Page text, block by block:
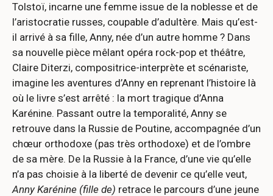
Tolstoï, incarne une femme issue de la noblesse et de
l’aristocratie russes, coupable d’adultère. Mais qu’est-
il arrivé à sa fille, Anny, née d’un autre homme ? Dans
sa nouvelle pièce mêlant opéra rock-pop et théâtre,
Claire Diterzi, compositrice-interprète et scénariste,
imagine les aventures d’Anny en reprenant l’histoire là
où le livre s’est arrêté : la mort tragique d’Anna
Karénine. Passant outre la temporalité, Anny se
retrouve dans la Russie de Poutine, accompagnée d’un
chœur orthodoxe (pas très orthodoxe) et de l’ombre
de sa mère. De la Russie à la France, d’une vie qu’elle
n’a pas choisie à la liberté de devenir ce qu’elle veut,
Anny Karénine (fille de) retrace le parcours d’une jeune